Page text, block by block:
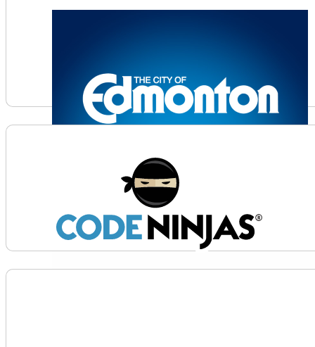
Voir plus d'informations sur City of Edmonton
Voir plus d'informations sur Code Ninjas